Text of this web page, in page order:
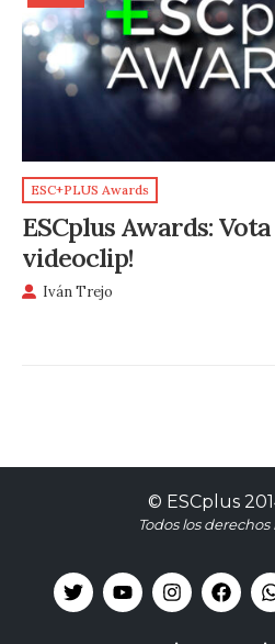
ESC+PLUS Awards
ESCplus Awards:
videoclip!
Iván Trejo
© ESCplus
Todos los